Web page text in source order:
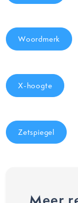
Woordmerk
X-hoogte
Zetspiegel